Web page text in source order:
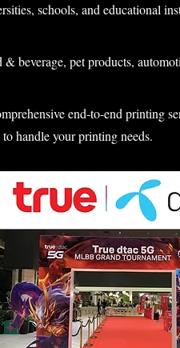
schools, and educational
beverage, pet products,
end-to-end printing
handle your printing needs.